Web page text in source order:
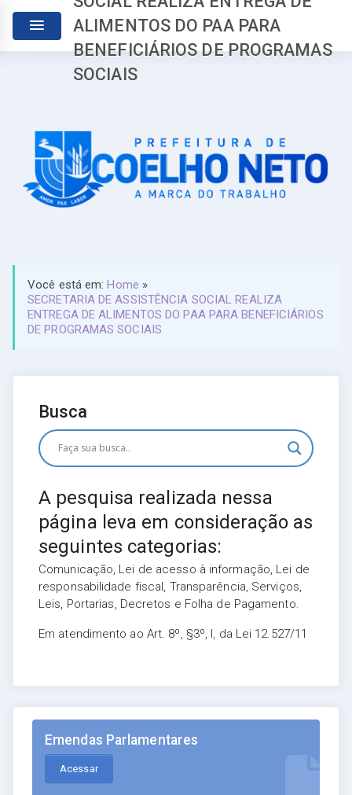
ALIMENTOS DO PAA PARA
BENEFICIÁRIOS DE PROGRAMAS
SOCIAIS
Você está em:Home »
SECRETARIA DE ASSISTÊNCIA SOCIAL REALIZA
ENTREGA DE ALIMENTOS DO PAA PARA BENEFICIÁRIOS
DE PROGRAMAS SOCIAIS
Busca
A pesquisa realizada nessa
página leva em consideração as
seguintes categorias:
Comunicação, Lei de acesso à informação, Lei de
responsabilidade fiscal, Transparência, Serviços,
Leis, Portarias, Decretos e Folha de Pagamento.
Em atendimento ao Art. 8º, §3º, I, da Lei 12.527/11
Emendas Parlamentares
Acessar